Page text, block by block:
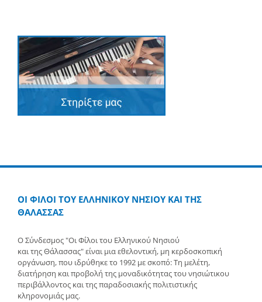
ΟΙ ΦΙΛΟΙ ΤΟΥ ΕΛΛΗΝΙΚΟΥ ΝΗΣΙΟΥ ΚΑΙ ΤΗΣ
ΘΑΛΑΣΣΑΣ
Ο Σύνδεσμος "Οι Φίλοι του Ελληνικού Νησιού
και της Θάλασσας" είναι μια εθελοντική, μη κερδοσκοπική
οργάνωση, που ιδρύθηκε το 1992 με σκοπό: Τη μελέτη,
διατήρηση και προβολή της μοναδικότητας του νησιώτικου
περιβάλλοντος και της παραδοσιακής πολιτιστικής
κληρονομιάς μας.